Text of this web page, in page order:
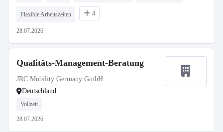
Flexible Arbeitszeiten 4
28.07.2026
Qualitäts-Management-Beratung
JRC Mobility Germany GmbH
Deutschland
Vollzeit
28.07.2026